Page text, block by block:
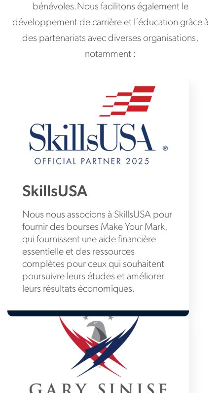
bénévoles.Nous facilitons également le
développement de carrière et l’éducation grâce à
des partenariats avec diverses organisations,
notamment :
SkillsUSA
Nous nous associons à SkillsUSA pour
fournir des bourses Make Your Mark,
qui fournissent une aide financière
essentielle et des ressources
complètes pour ceux qui souhaitent
poursuivre leurs études et améliorer
leurs résultats économiques.